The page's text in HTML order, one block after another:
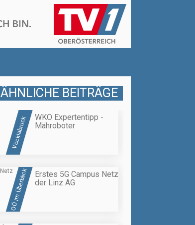
ÄHNLICHE BEITRÄGE
Vöcklabruck
WKO Expertentipp -
Mähroboter
OÖ im Überblick
Erstes 5G Campus Netz
der Linz AG